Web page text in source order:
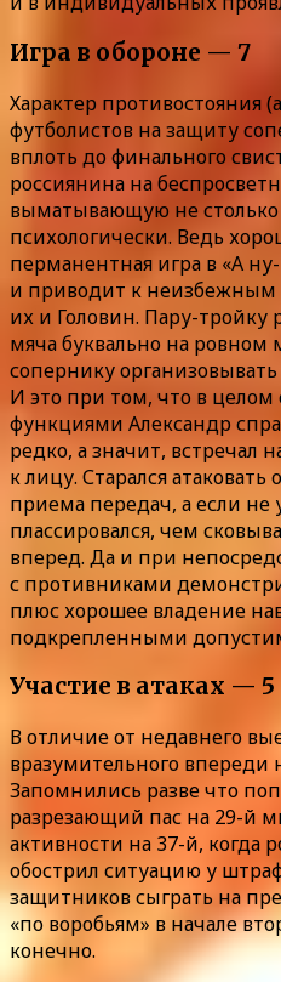
Игра в обороне — 7
Характер противостояния
футболистов на защиту
вплоть до финального
россиянина на
выматывающую не столько
психологически. Ведь
перманентная игра в «А
и приводит к неизбежным
их и Головин. Пару-тройку
мяча буквально на ровном
сопернику
И это при том, что в
функциями Александр
редко, а значит, встречал
к лицу. Старался
приема передач, а если не
плассировался, чем
вперед. Да и при
с противниками
плюс хорошее владение
подкрепленными
Участие в атаках — 5
В отличие от недавнего
вразумительного впереди
Запомнились разве что
разрезающий пас на 29-й
активности на 37-й, когда
обострил ситуацию у
защитников сыграть на
«по воробьям» в начале
конечно.